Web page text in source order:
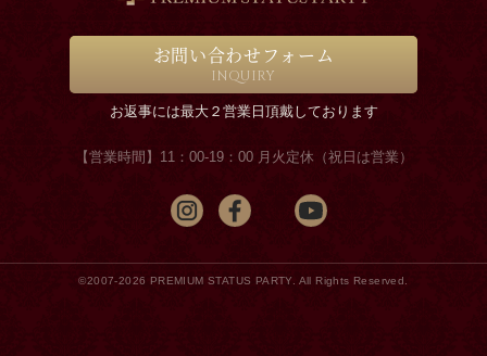
お問い合わせフォーム
INQUIRY
お返事には最大２営業日頂戴しております
【営業時間】11：00-19：00 月火定休（祝日は営業）
©2007-2026 PREMIUM STATUS PARTY. All Rights Reserved.